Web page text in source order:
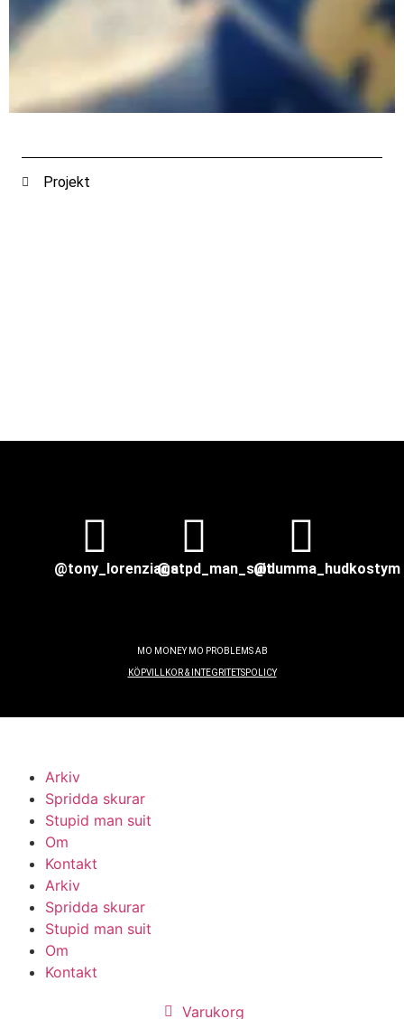
Projekt
@tony_lorenziaga@stpd_man_suit@dumma_hudkostym
MO MONEY MO PROBLEMS AB
KÖPVILLKOR & INTEGRITETSPOLICY
Arkiv
Spridda skurar
Stupid man suit
Om
Kontakt
Arkiv
Spridda skurar
Stupid man suit
Om
Kontakt
Varukorg